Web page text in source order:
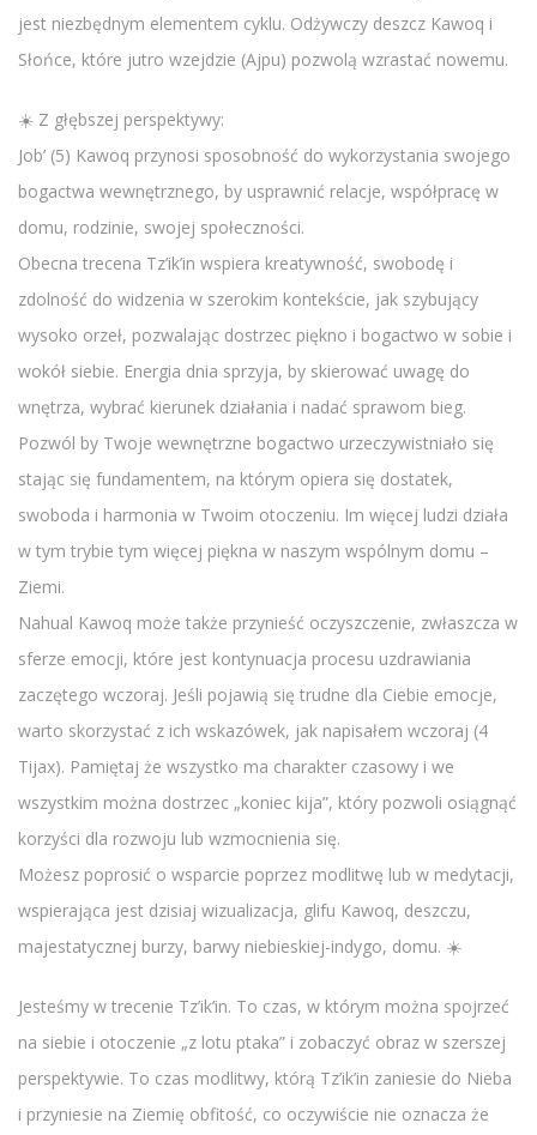
jest niezbędnym elementem cyklu. Odżywczy deszcz Kawoq i
Słońce, które jutro wzejdzie (Ajpu) pozwolą wzrastać nowemu.
☀️ Z głębszej perspektywy:
Job’ (5) Kawoq przynosi sposobność do wykorzystania swojego
bogactwa wewnętrznego, by usprawnić relacje, współpracę w
domu, rodzinie, swojej społeczności.
Obecna trecena Tz’ik’in wspiera kreatywność, swobodę i
zdolność do widzenia w szerokim kontekście, jak szybujący
wysoko orzeł, pozwalając dostrzec piękno i bogactwo w sobie i
wokół siebie. Energia dnia sprzyja, by skierować uwagę do
wnętrza, wybrać kierunek działania i nadać sprawom bieg.
Pozwól by Twoje wewnętrzne bogactwo urzeczywistniało się
stając się fundamentem, na którym opiera się dostatek,
swoboda i harmonia w Twoim otoczeniu. Im więcej ludzi działa
w tym trybie tym więcej piękna w naszym wspólnym domu –
Ziemi.
Nahual Kawoq może także przynieść oczyszczenie, zwłaszcza w
sferze emocji, które jest kontynuacja procesu uzdrawiania
zaczętego wczoraj. Jeśli pojawią się trudne dla Ciebie emocje,
warto skorzystać z ich wskazówek, jak napisałem wczoraj (4
Tijax). Pamiętaj że wszystko ma charakter czasowy i we
wszystkim można dostrzec „koniec kija”, który pozwoli osiągnąć
korzyści dla rozwoju lub wzmocnienia się.
Możesz poprosić o wsparcie poprzez modlitwę lub w medytacji,
wspierająca jest dzisiaj wizualizacja, glifu Kawoq, deszczu,
majestatycznej burzy, barwy niebieskiej-indygo, domu. ☀️
Jesteśmy w trecenie Tz’ik’in. To czas, w którym można spojrzeć
na siebie i otoczenie „z lotu ptaka” i zobaczyć obraz w szerszej
perspektywie. To czas modlitwy, którą Tz’ik’in zaniesie do Nieba
i przyniesie na Ziemię obfitość, co oczywiście nie oznacza że